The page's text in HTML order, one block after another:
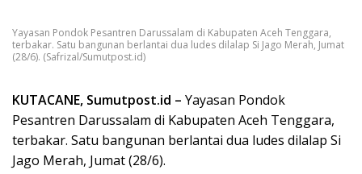
Yayasan Pondok Pesantren Darussalam di Kabupaten Aceh Tenggara,
terbakar. Satu bangunan berlantai dua ludes dilalap Si Jago Merah, Jumat
(28/6). (Safrizal/Sumutpost.id)
KUTACANE, Sumutpost.id – Yayasan Pondok
Pesantren Darussalam di Kabupaten Aceh Tenggara,
terbakar. Satu bangunan berlantai dua ludes dilalap Si
Jago Merah, Jumat (28/6).